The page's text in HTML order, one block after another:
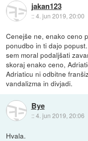
jakan123
::4. jun 2019, 20:00
Cenejše ne, enako ceno
ponudbo in ti dajo
sem moral podaljšati
skoraj enako ceno,
Adriaticu ni odbitne
vandalizma in divjadi.
Bye
::4. jun 2019, 20:06
Hvala.